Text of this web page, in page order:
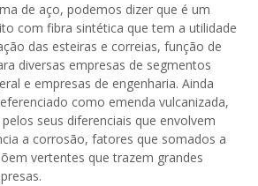
de aço, podemos dizer que é um
com fibra sintética que tem a utilidade
das esteiras e correias, função de
diversas empresas de segmentos
e empresas de engenharia. Ainda
como emenda vulcanizada,
seus diferenciais que envolvem
a corrosão, fatores que somados a
vertentes que trazem grandes